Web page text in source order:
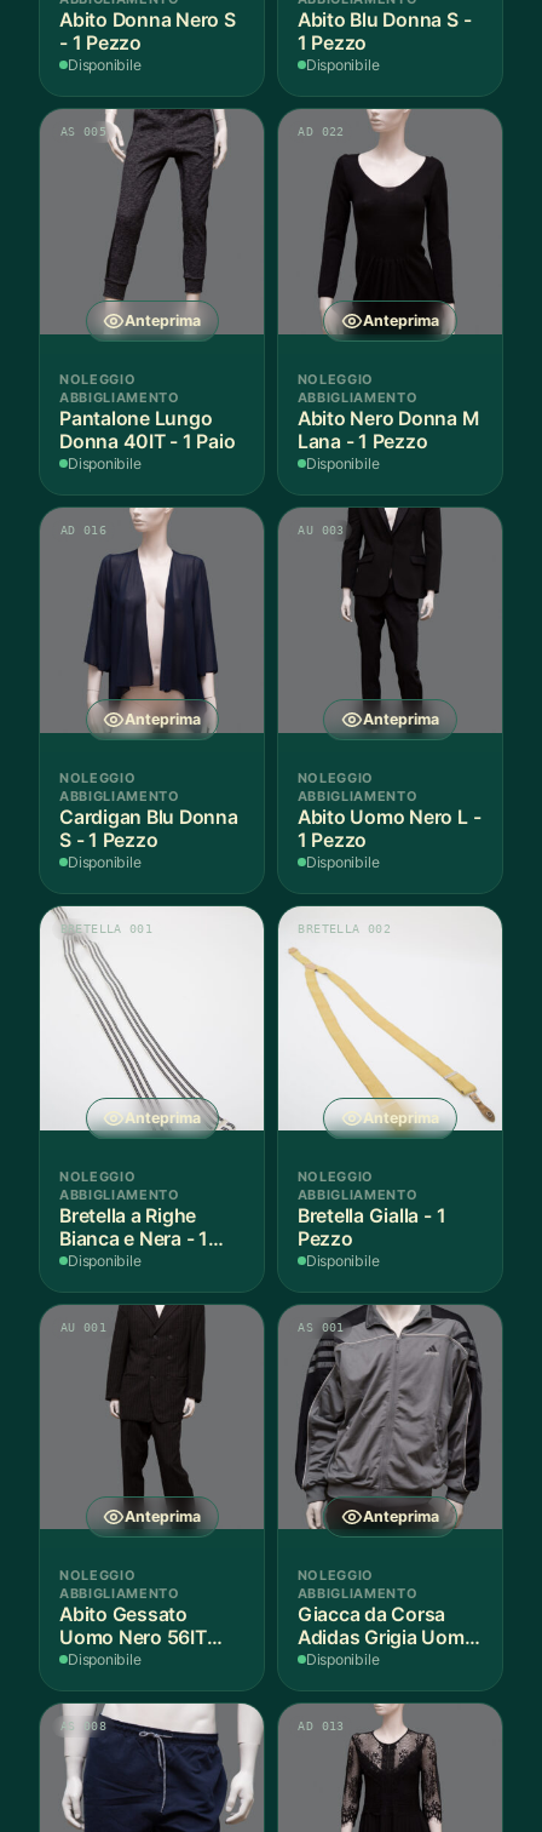
Abito Donna Nero S
- 1 Pezzo
Disponibile
Abito Blu Donna S -
1 Pezzo
Disponibile
Anteprima
AS 005
NOLEGGIO
ABBIGLIAMENTO
Pantalone Lungo
Donna 40IT - 1 Paio
Disponibile
Anteprima
AD 022
NOLEGGIO
ABBIGLIAMENTO
Abito Nero Donna M
Lana - 1 Pezzo
Disponibile
Anteprima
AD 016
NOLEGGIO
ABBIGLIAMENTO
Cardigan Blu Donna
S - 1 Pezzo
Disponibile
Anteprima
AU 003
NOLEGGIO
ABBIGLIAMENTO
Abito Uomo Nero L -
1 Pezzo
Disponibile
Anteprima
BRETELLA 001
NOLEGGIO
ABBIGLIAMENTO
Bretella a Righe
Bianca e Nera - 1
Pezzo
Disponibile
Anteprima
BRETELLA 002
NOLEGGIO
ABBIGLIAMENTO
Bretella Gialla - 1
Pezzo
Disponibile
Anteprima
AU 001
NOLEGGIO
ABBIGLIAMENTO
Abito Gessato
Uomo Nero 56IT
Lana - 1 Pezzo
Disponibile
Anteprima
AS 001
NOLEGGIO
ABBIGLIAMENTO
Giacca da Corsa
Adidas Grigia Uomo
L IT - 1 Pezzo
Disponibile
AS 008 AD 013